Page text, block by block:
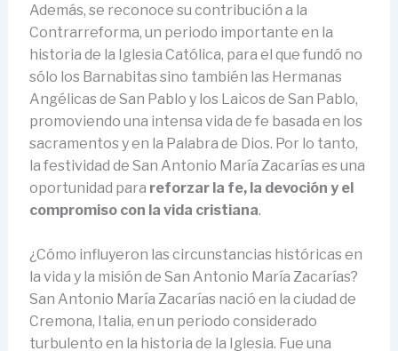
Además, se reconoce su contribución a la
Contrarreforma, un periodo importante en la
historia de la Iglesia Católica, para el que fundó no
sólo los Barnabitas sino también las Hermanas
Angélicas de San Pablo y los Laicos de San Pablo,
promoviendo una intensa vida de fe basada en los
sacramentos y en la Palabra de Dios. Por lo tanto,
la festividad de San Antonio María Zacarías es una
oportunidad para reforzar la fe, la devoción y el
compromiso con la vida cristiana.
¿Cómo influyeron las circunstancias históricas en
la vida y la misión de San Antonio María Zacarías?
San Antonio María Zacarías nació en la ciudad de
Cremona, Italia, en un periodo considerado
turbulento en la historia de la Iglesia. Fue una